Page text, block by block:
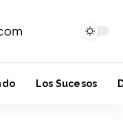
Los Sucesos